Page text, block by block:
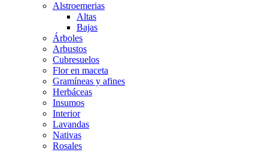
Alstroemerias
Altas
Bajas
Árboles
Arbustos
Cubresuelos
Flor en maceta
Gramíneas y afines
Herbáceas
Insumos
Interior
Lavandas
Nativas
Rosales